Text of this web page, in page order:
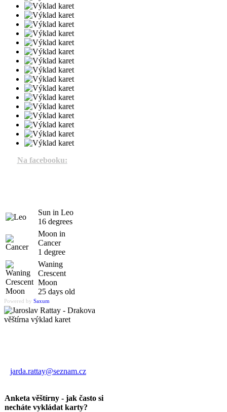
Na facebooku:
Sun in Leo
16 degrees
Moon in
Cancer
1 degree
Waning
Crescent
Moon
25 days old
Powered by Saxum
jarda.rattay@seznam.cz
Anketa věštírny - jak často si
necháte vykládat karty?